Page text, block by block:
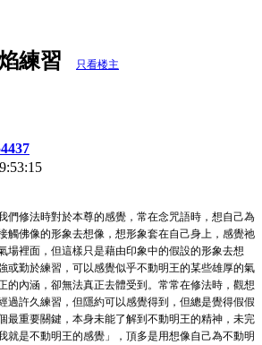
練習 只看楼主
們修法時對於本尊的感覺，常在念咒語時，想自己為
觸佛像的形象去想像，想形象套在自己身上，感覺祂
場裡面，但這樣只是藉由印象中的假設的形象去想
或勤於練習，可以感覺似乎不動明王的某些雄厚的氣
的內涵，卻無法真正去體受到。常常在修法時，觀想
過許久練習，但隱約可以感覺得到，但總是覺得假假
最重要關鍵，本身未能了解到不動明王的精神，未完
就是不動明王的感覺」，頂多是用想像自己為不動明